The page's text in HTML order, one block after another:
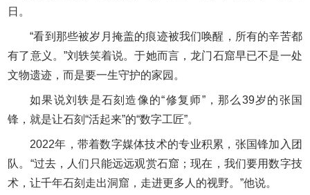
日。
“看到那些被岁月掩盖的痕迹被我们唤醒，所有的辛苦都
有了意义。”刘轶笑着说。于她而言，龙门石窟早已不是一处
文物遗迹，而是要一生守护的家园。
如果说刘轶是石刻造像的“修复师”，那么39岁的张国
锋，就是让石刻“活起来”的“数字工匠”。
2022年，带着数字媒体技术的专业积累，张国锋加入团
队。“过去，人们只能远远观赏石窟；现在，我们要用数字技
术，让千年石刻走出洞窟，走进更多人的视野。”他说。